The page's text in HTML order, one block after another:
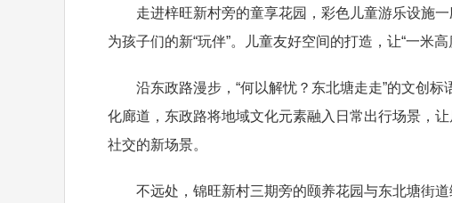
走进梓旺新村旁的童享花园，彩色儿童游乐设施一
为孩子们的新“玩伴”。儿童友好空间的打造，让“一米
沿东政路漫步，“何以解忧？东北塘走走”的文创标
化廊道，东政路将地域文化元素融入日常出行场景，
社交的新场景。
不远处，锦旺新村三期旁的颐养花园与东北塘街道